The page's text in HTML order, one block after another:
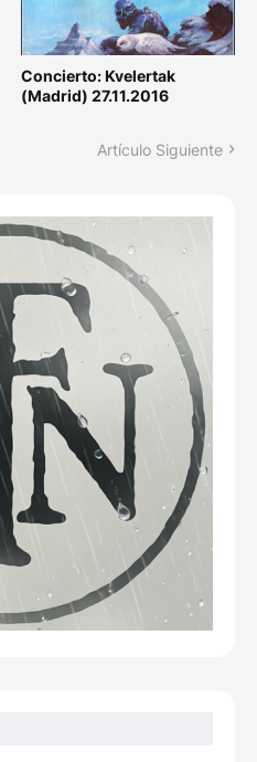
Concierto: Kvelertak
(Madrid) 27.11.2016
Artículo Siguiente